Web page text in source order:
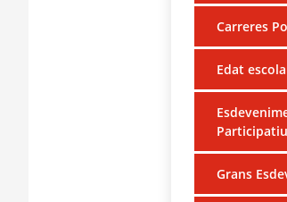
Carreres
Edat
Grans